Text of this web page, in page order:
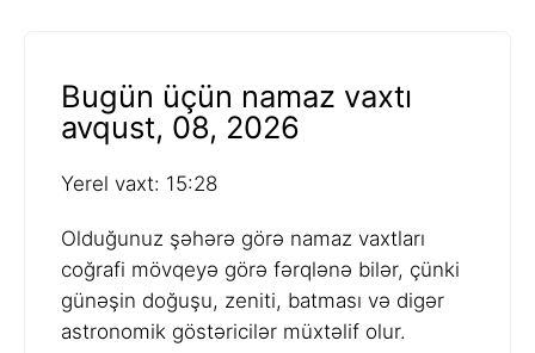
Bugün üçün namaz vaxtı
avqust, 08, 2026
Yerel vaxt: 15:28
Olduğunuz şəhərə görə namaz vaxtları
coğrafi mövqeyə görə fərqlənə bilər, çünki
günəşin doğuşu, zeniti, batması və digər
astronomik göstəricilər müxtəlif olur.